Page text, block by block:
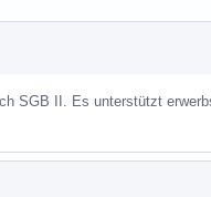
SGB II. Es unterstützt